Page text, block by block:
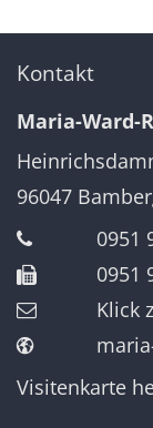
Kontakt
Maria-Ward-
96047
0951
0951
Klick
Visitenkarte